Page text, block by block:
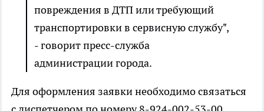
повреждения в ДТП или требующий
транспортировки в сервисную службу",
- говорит пресс-служба
администрации города.
Для оформления заявки необходимо связаться